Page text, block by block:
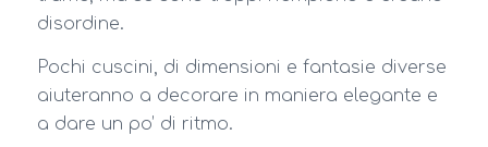
disordine.
Pochi cuscini, di dimensioni e fantasie diverse
aiuteranno a decorare in maniera elegante e
a dare un po’ di ritmo.